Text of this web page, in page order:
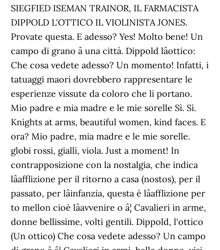
SIEGFIED ISEMAN TRAINOR, IL FARMACISTA
DIPPOLD L'OTTICO IL VIOLINISTA JONES.
Provate questa. E adesso? Yes! Molto bene! Un
campo di grano â una città. Dippold lâottico:
Che cosa vedete adesso? Un momento! Infatti, i
tatuaggi maori dovrebbero rappresentare le
esperienze vissute da coloro che li portano.
Mio padre e mia madre e le mie sorelle Sì. Sì.
Knights at arms, beautiful women, kind faces. E
ora? Mio padre, mia madre e le mie sorelle.
globi rossi, gialli, viola. Just a moment! In
contrapposizione con la nostalgia, che indica
lâafflizione per il ritorno a casa (nostos), per il
passato, per lâinfanzia, questa è lâafflizione per
to mellon cioè lâavvenire o â¦ Cavalieri in arme,
donne bellissime, volti gentili. Dippold, l'ottico
(Un ottico) Che cosa vedete adesso? Un campo